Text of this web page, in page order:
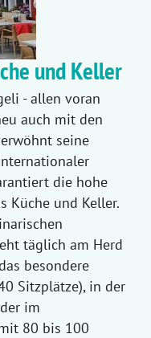
und Keller
- allen voran
auch mit den
seine
die hohe
Küche und Keller.
täglich am Herd
besondere
Sitzplätze), in der
im
80 bis 100